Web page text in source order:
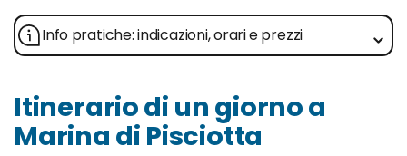
Info pratiche: indicazioni, orari e prezzi
Itinerario di un giorno a
Marina di Pisciotta